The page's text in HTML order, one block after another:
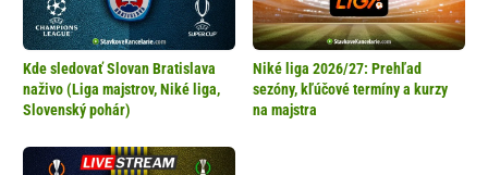
Kde sledovať Slovan Bratislava
naživo (Liga majstrov, Niké liga,
Slovenský pohár)
Niké liga 2026/27: Prehľad
sezóny, kľúčové termíny a kurzy
na majstra